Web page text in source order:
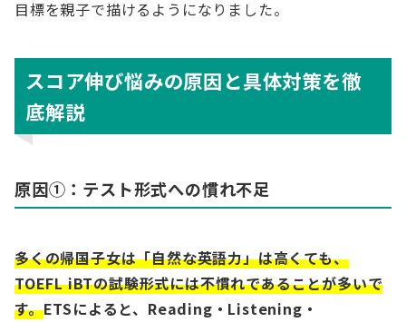
目標を親子で描けるようになりました。
スコア伸び悩みの原因と具体対策を徹
底解説
原因①：テスト形式への慣れ不足
多くの帰国子女は「自然な英語力」は高くても、
TOEFL iBTの試験形式には不慣れであることが多いで
す。ETSによると、Reading・Listening・